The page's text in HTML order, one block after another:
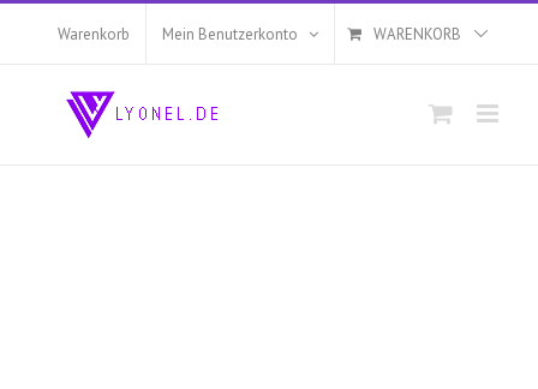
Zum
Warenkorb Mein Benutzerkonto WARENKORB